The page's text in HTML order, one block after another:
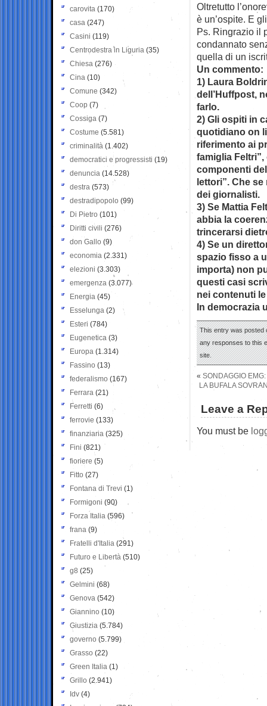
Oltretutto
è un’ospite. E
Ps. Ringrazio il
condannato
quella di un
Un commento:
1) Laura
dell’Huffpost,
farlo.
2) Gli ospiti in
quotidiano on
riferimento ai
famiglia
componenti
lettori”. Che
dei giornalisti.
3) Se Mattia
abbia la
trincerarsi
4) Se un
spazio fisso a
importa) non
questi casi
nei contenuti
In democrazia
This entry was posted
any responses to this
site.
« SONDAGGIO
LA BUFALA
Leave a
You must be
carovita (170)
casa (247)
Casini (119)
Centrodestra in Liguria (35)
Chiesa (276)
Cina (10)
Comune (342)
Coop (7)
Cossiga (7)
Costume (5.581)
criminalità (1.402)
democratici e progressisti (19)
denuncia (14.528)
destra (573)
destradipopolo (99)
Di Pietro (101)
Diritti civili (276)
don Gallo (9)
economia (2.331)
elezioni (3.303)
emergenza (3.077)
Energia (45)
Esselunga (2)
Esteri (784)
Eugenetica (3)
Europa (1.314)
Fassino (13)
federalismo (167)
Ferrara (21)
Ferretti (6)
ferrovie (133)
finanziaria (325)
Fini (821)
fioriere (5)
Fitto (27)
Fontana di Trevi (1)
Formigoni (90)
Forza Italia (596)
frana (9)
Fratelli d'Italia (291)
Futuro e Libertà (510)
g8 (25)
Gelmini (68)
Genova (542)
Giannino (10)
Giustizia (5.784)
governo (5.799)
Grasso (22)
Green Italia (1)
Grillo (2.941)
Idv (4)